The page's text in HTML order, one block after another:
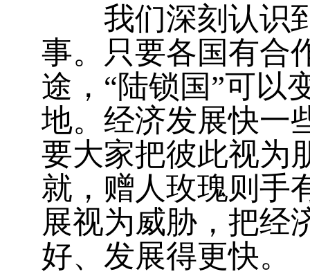
我们深刻认识到
事。只要各国有合
途，“陆锁国”可以
地。经济发展快一
要大家把彼此视为
就，赠人玫瑰则手
展视为威胁，把经
好、发展得更快。